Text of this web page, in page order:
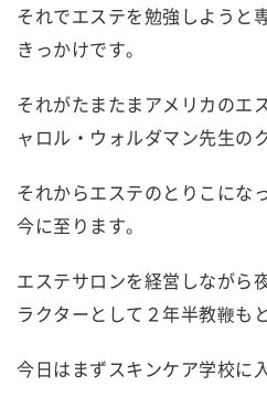
それでエステを勉強しようと
きっかけです。
それがたまたまアメリカのエ
ャロル・ウォルダマン先生の
それからエステのとりこにな
今に至ります。
エステサロンを経営しながら
ラクターとして２年半教鞭も
今日はまずスキンケア学校に